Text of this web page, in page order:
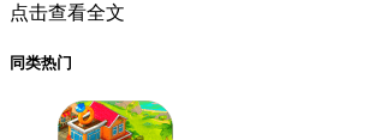
点击查看全文
同类热门